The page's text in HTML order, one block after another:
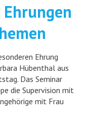
Ehrung
Hübenthal aus
Das Seminar
die Supervision mit
mit Frau